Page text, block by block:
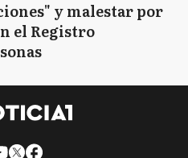
y malestar por
el Registro